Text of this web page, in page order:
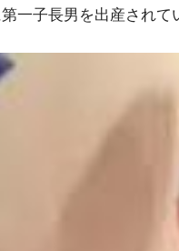
第一子長男 を出産されて